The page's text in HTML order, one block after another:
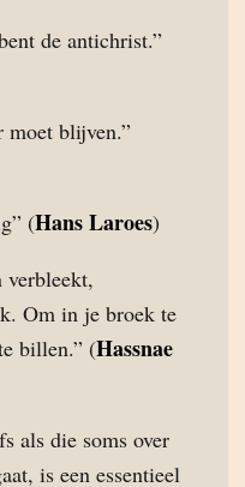
de antichrist.”
moet blijven.”
(Hans Laroes)
verbleekt,
Om in je broek te
billen.” (Hassnae
als die soms over
is een essentieel